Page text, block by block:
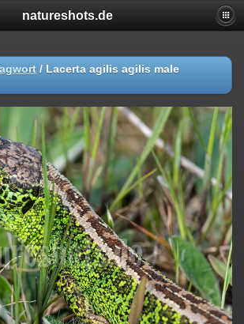
natureshots.de
/ Lacerta agilis agilis male